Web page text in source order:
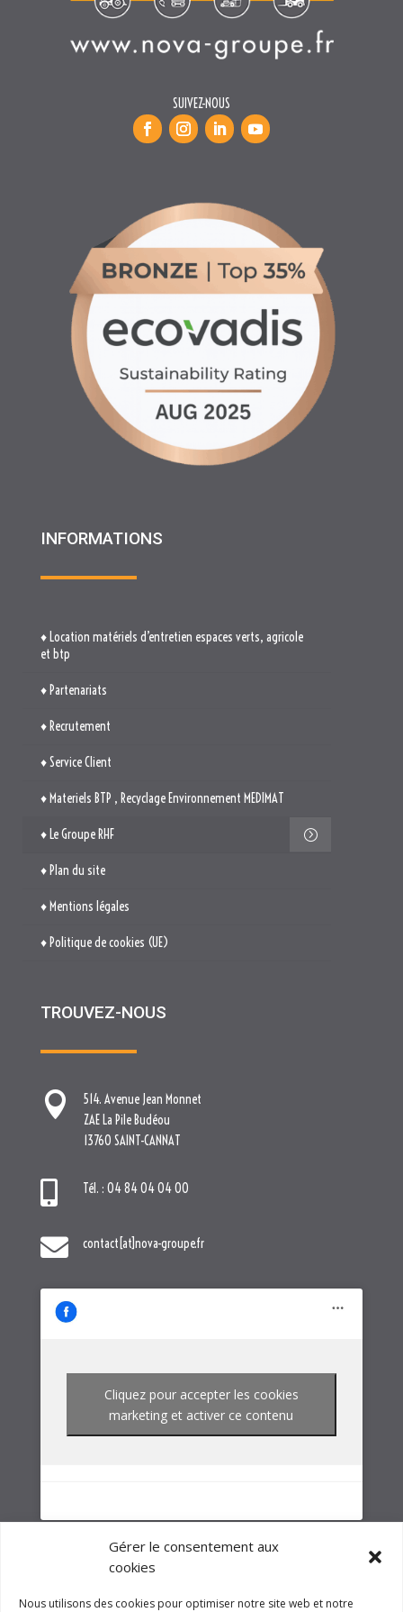
Gérer le consentement aux
cookies
Nous utilisons des cookies pour optimiser notre site web et notre
INFORMATIONS
♦ Partenariats
♦ Recrutement
♦ Materiels BTP , Recyclage Environnement MEDIMAT
♦ Le Groupe RHF
♦ Plan du site
♦ Mentions légales
♦ Politique de cookies (UE)
TROUVEZ-NOUS
514. Avenue Jean Monnet

 contact[at]nova-groupe.fr
Cliquez pour accepter les cookies